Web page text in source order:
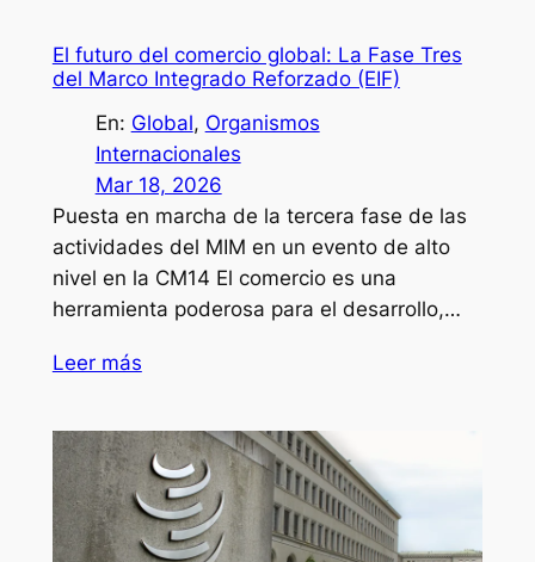
El futuro del comercio global: La Fase Tres
del Marco Integrado Reforzado (EIF)
En: Global, Organismos
Internacionales
Mar 18, 2026
Puesta en marcha de la tercera fase de las
actividades del MIM en un evento de alto
nivel en la CM14 El comercio es una
herramienta poderosa para el desarrollo,…
Leer más